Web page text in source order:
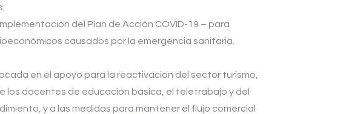
del Plan de Acción COVID-19 – para
causados por la emergencia sanitaria.
en el apoyo para la reactivación del sector turismo,
los docentes de educación básica, el teletrabajo y del
y a las medidas para mantener el flujo comercial